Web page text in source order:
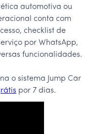
automotiva ou
conta com
checklist de
por WhatsApp,
funcionalidades.
o sistema Jump Car
por 7 dias.